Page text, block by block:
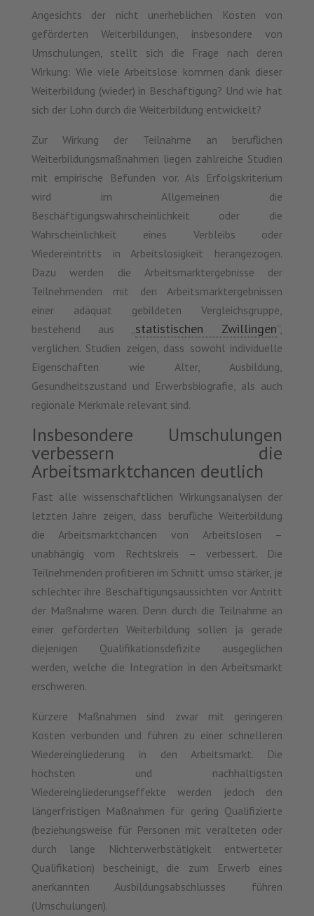
Angesichts der nicht unerheblichen Kosten von
geförderten Weiterbildungen, insbesondere von
Umschulungen, stellt sich die Frage nach deren
Wirkung: Wie viele Arbeitslose kommen dank dieser
Weiterbildung (wieder) in Beschäftigung? Und wie hat
sich der Lohn durch die Weiterbildung entwickelt?
Zur Wirkung der Teilnahme an beruflichen
Weiterbildungsmaßnahmen liegen zahlreiche Studien
mit empirische Befunden vor. Als Erfolgskriterium
wird im Allgemeinen die
Beschäftigungswahrscheinlichkeit oder die
Wahrscheinlichkeit eines Verbleibs oder
Wiedereintritts in Arbeitslosigkeit herangezogen.
Dazu werden die Arbeitsmarktergebnisse der
Teilnehmenden mit den Arbeitsmarktergebnissen
einer adäquat gebildeten Vergleichsgruppe,
bestehend aus „statistischen Zwillingen“,
verglichen. Studien zeigen, dass sowohl individuelle
Eigenschaften wie Alter, Ausbildung,
Gesundheitszustand und Erwerbsbiografie, als auch
regionale Merkmale relevant sind.
Insbesondere Umschulungen
verbessern die
Arbeitsmarktchancen deutlich
Fast alle wissenschaftlichen Wirkungsanalysen der
letzten Jahre zeigen, dass berufliche Weiterbildung
die Arbeitsmarktchancen von Arbeitslosen –
unabhängig vom Rechtskreis – verbessert. Die
Teilnehmenden profitieren im Schnitt umso stärker, je
schlechter ihre Beschäftigungsaussichten vor Antritt
der Maßnahme waren. Denn durch die Teilnahme an
einer geförderten Weiterbildung sollen ja gerade
diejenigen Qualifikationsdefizite ausgeglichen
werden, welche die Integration in den Arbeitsmarkt
erschweren.
Kürzere Maßnahmen sind zwar mit geringeren
Kosten verbunden und führen zu einer schnelleren
Wiedereingliederung in den Arbeitsmarkt. Die
höchsten und nachhaltigsten
Wiedereingliederungseffekte werden jedoch den
längerfristigen Maßnahmen für gering Qualifizierte
(beziehungsweise für Personen mit veralteten oder
durch lange Nichterwerbstätigkeit entwerteter
Qualifikation) bescheinigt, die zum Erwerb eines
anerkannten Ausbildungsabschlusses führen
(Umschulungen).